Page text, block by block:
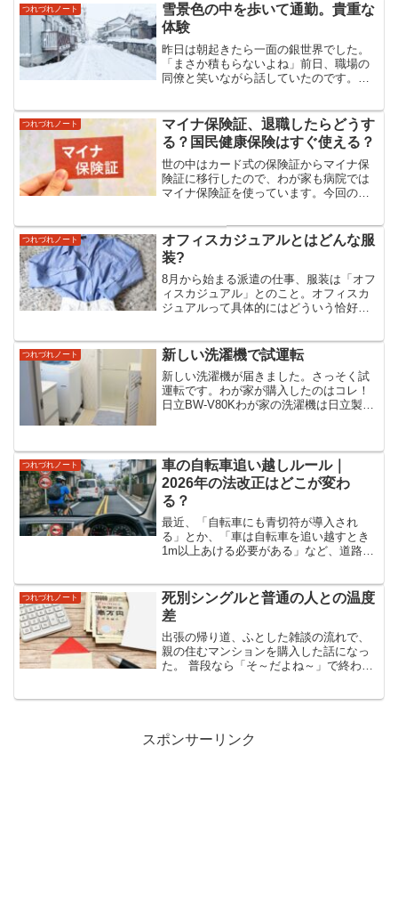
つれづれノート
雪景色の中を歩いて通勤。貴重な
体験
昨日は朝起きたら一面の銀世界でした。
「まさか積もらないよね」前日、職場の
同僚と笑いながら話していたのです。今
に雪が積もるとは。雪道を歩いて通勤に
ワクワクの訳雪で道路凍結...
つれづれノート
マイナ保険証、退職したらどうす
る？国民健康保険はすぐ使える？
世の中はカード式の保険証からマイナ保
険証に移行したので、わが家も病院では
マイナ保険証を使っています。今回の退
のでしょうか？結論からいうと、マイナ
保険証になっても健康保険...
つれづれノート
オフィスカジュアルとはどんな服
装?
8月から始まる派遣の仕事、服装は「オフ
ィスカジュアル」とのこと。オフィスカ
ジュアルって具体的にはどういう恰好な
スカジュアルはどこまで許される？一般
的にオフィスカジュア...
つれづれノート 新しい洗濯機で試運転
新しい洗濯機が届きました。さっそく試
運転です。わが家が購入したのはコレ！
日立BW-V80Kわが家の洗濯機は日立製が
頑丈なんですよ...
つれづれノート
車の自転車追い越しルール｜
2026年の法改正はどこが変わ
る？
最近、「自転車にも青切符が導入され
る」とか、「車は自転車を追い越すとき
1m以上あける必要がある」など、道路の
ら車を運転している私にとって、これは
他人事ではなくて、ちゃん...
つれづれノート
死別シングルと普通の人との温度
差
出張の帰り道、ふとした雑談の流れで、
親の住むマンションを購入した話になっ
た。 普段なら「そ～だよね～」で終わる
スポンサーリンク